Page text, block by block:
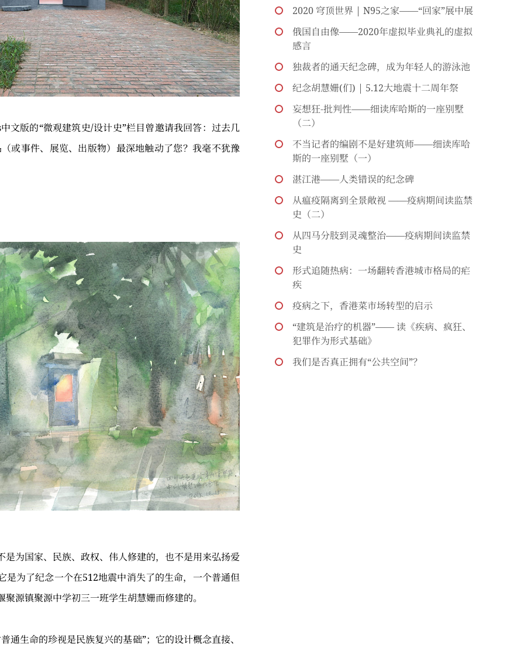
文版的“微观建筑史/设计史”栏目曾邀请我回答：过去几
或事件、展览、出版物）最深地触动了您？我毫不犹豫
为国家、民族、政权、伟人修建的，也不是用来弘扬爱
是为了纪念一个在512地震中消失了的生命，一个普通但
源镇聚源中学初三一班学生胡慧姗而修建的。
通生命的珍视是民族复兴的基础”；它的设计概念直接、
2020 穹顶世界 | N95之家——“回家”展中展
俄国自由像——2020年虚拟毕业典礼的虚拟
感言
独裁者的通天纪念碑，成为年轻人的游泳池
纪念胡慧姗(们) | 5.12大地震十二周年祭
妄想狂-批判性——细读库哈斯的一座别墅
（二）
不当记者的编剧不是好建筑师——细读库哈
斯的一座别墅（一）
湛江港——人类错误的纪念碑
从瘟疫隔离到全景敞视 ——疫病期间读监禁
史（二）
从四马分肢到灵魂整治——疫病期间读监禁
史
形式追随热病：一场翻转香港城市格局的疟
疾
疫病之下，香港菜市场转型的启示
“建筑是治疗的机器”—— 读《疾病、疯狂、
犯罪作为形式基础》
我们是否真正拥有“公共空间”？